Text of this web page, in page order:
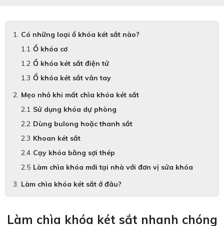
Có những loại ổ khóa két sắt nào?
Ổ khóa cơ
Ổ khóa két sắt điện tử
Ổ khóa két sắt vân tay
Mẹo nhỏ khi mất chìa khóa két sắt
Sử dụng khóa dự phòng
Dùng bulong hoặc thanh sắt
Khoan két sắt
Cạy khóa bằng sợi thép
Làm chìa khóa mới tại nhà với đơn vị sửa khóa
Làm chìa khóa két sắt ở đâu?
Làm chìa khóa két sắt nhanh chóng